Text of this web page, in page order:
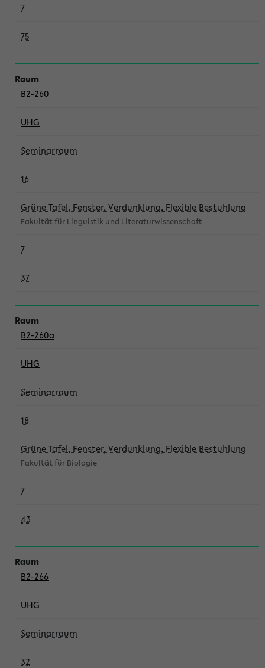
7
75
B2-260
UHG
Seminarraum
16
Grüne Tafel, Fenster, Verdunklung, Flexible Bestuhlung
Fakultät für Linguistik und Literaturwissenschaft
7
37
B2-260a
UHG
Seminarraum
18
Grüne Tafel, Fenster, Verdunklung, Flexible Bestuhlung
Fakultät für Biologie
7
43
B2-266
UHG
Seminarraum
32